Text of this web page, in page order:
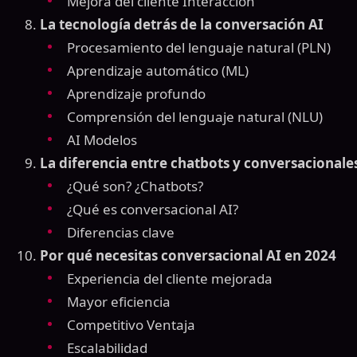
La tecnología detrás de la conversación AI
Procesamiento del lenguaje natural (PLN)
Aprendizaje automático (ML)
Aprendizaje profundo
Comprensión del lenguaje natural (NLU)
AI Modelos
La diferencia entre chatbots y
¿Qué son? ¿Chatbots?
¿Qué es conversacional AI?
Diferencias clave
Por qué necesitas conversacional AI en 2024
Experiencia del cliente mejorada
Mayor eficiencia
Competitivo Ventaja
Escalabilidad